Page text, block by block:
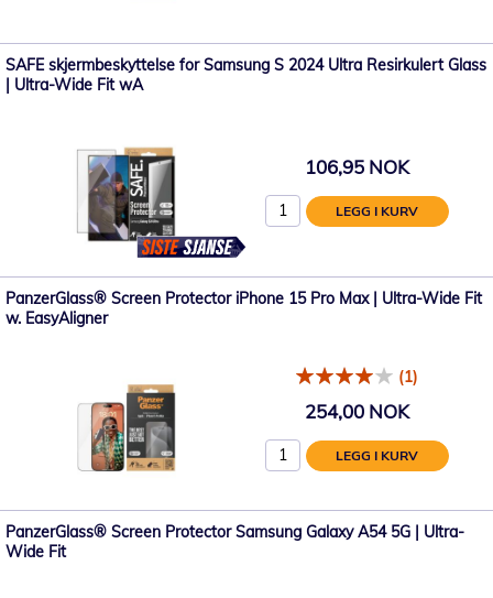
SAFE skjermbeskyttelse for Samsung S 2024 Ultra Resirkulert Glass
| Ultra-Wide Fit wA
106,95 NOK
LEGG I KURV
PanzerGlass® Screen Protector iPhone 15 Pro Max | Ultra-Wide Fit
w. EasyAligner
(1)
254,00 NOK
LEGG I KURV
PanzerGlass® Screen Protector Samsung Galaxy A54 5G | Ultra-
Wide Fit